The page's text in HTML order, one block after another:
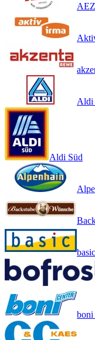
AEZ
Aldi
Aldi Süd
basic
boni